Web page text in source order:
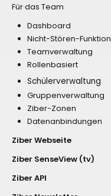
Für das Team
Dashboard
Nicht-Stören-Funktion
Teamverwaltung
Rollenbasiert
Schülerverwaltung
Gruppenverwaltung
Ziber-Zonen
Datenanbindungen
Ziber Webseite
Ziber SenseView (tv)
Ziber API